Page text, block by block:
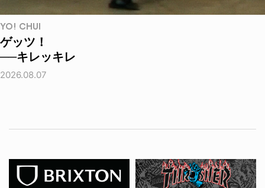
YO! CHUI
ゲッツ！
──キレッキレ
2026.08.07